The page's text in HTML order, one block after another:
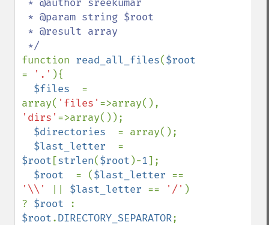
function read_all_files(
=
'.' ){
$files =
array( 'files'
'dirs' =>array());
$directories = array();
$last_letter
$root [strlen($root )-1];
$root = ($last_letter
'\\'
$last_letter == '/' )
? $root
$root.DIRECTORY_SEPARATOR;